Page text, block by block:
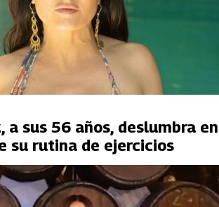
a sus 56 años, deslumbra en
su rutina de ejercicios